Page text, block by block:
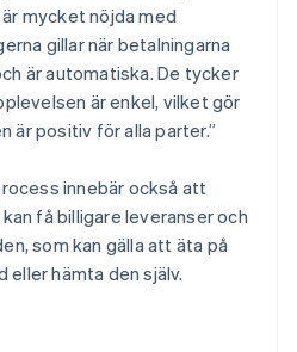
mycket nöjda med
gillar när betalningarna
är automatiska. De tycker
är enkel, vilket gör
är positiv för alla parter.”
innebär också att
få billigare leveranser och
som kan gälla att äta på
hämta den själv.